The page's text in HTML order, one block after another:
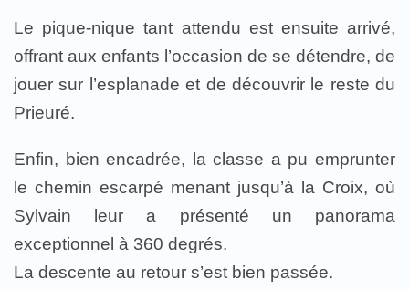
Le pique-nique tant attendu est ensuite arrivé,
offrant aux enfants l’occasion de se détendre, de
jouer sur l’esplanade et de découvrir le reste du
Prieuré.
Enfin, bien encadrée, la classe a pu emprunter
le chemin escarpé menant jusqu’à la Croix, où
Sylvain leur a présenté un panorama
exceptionnel à 360 degrés.
La descente au retour s’est bien passée.